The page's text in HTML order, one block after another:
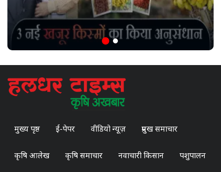
मुख्य पृष्ठ ई-पेपर वीडियो न्यूज़ प्रमुख समाचार
कृषि आलेख कृषि समाचार नवाचारी किसान पशुपालन